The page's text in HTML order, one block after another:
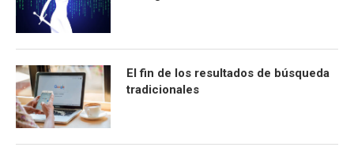
El fin de los resultados de búsqueda
tradicionales